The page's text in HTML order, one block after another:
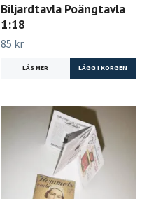
Biljardtavla Poängtavla
1:18
85 kr
LÄS MER